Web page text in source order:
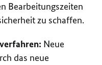
Bearbeitungszeiten
zu schaffen.
Neue
das neue